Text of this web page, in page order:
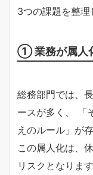
3つの課題を整理
① 業務が属人
総務部門では、
ースが多く、 「
えのルール」が
この属人化は、
リスクとなります